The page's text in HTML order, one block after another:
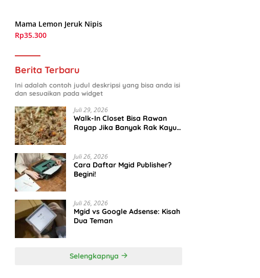
Mama Lemon Jeruk Nipis
Rp35.300
Berita Terbaru
Ini adalah contoh judul deskripsi yang bisa anda isi
dan sesuaikan pada widget
Juli 29, 2026
Walk-In Closet Bisa Rawan
Rayap Jika Banyak Rak Kayu
Juli 26, 2026
Cara Daftar Mgid Publisher?
Begini!
Juli 26, 2026
Mgid vs Google Adsense: Kisah
Dua Teman
Selengkapnya